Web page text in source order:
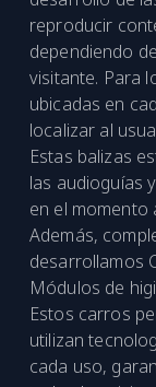
reproducir
dependiendo
visitante. Para
ubicadas en
localizar al
Estas balizas
las audioguías
en el momento
Además,
desarrollamos
Módulos de
Estos carros
utilizan
cada uso,